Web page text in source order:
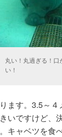
丸い！丸過ぎる！
い！
ます。3.5～
いですけど、
キャベツを食